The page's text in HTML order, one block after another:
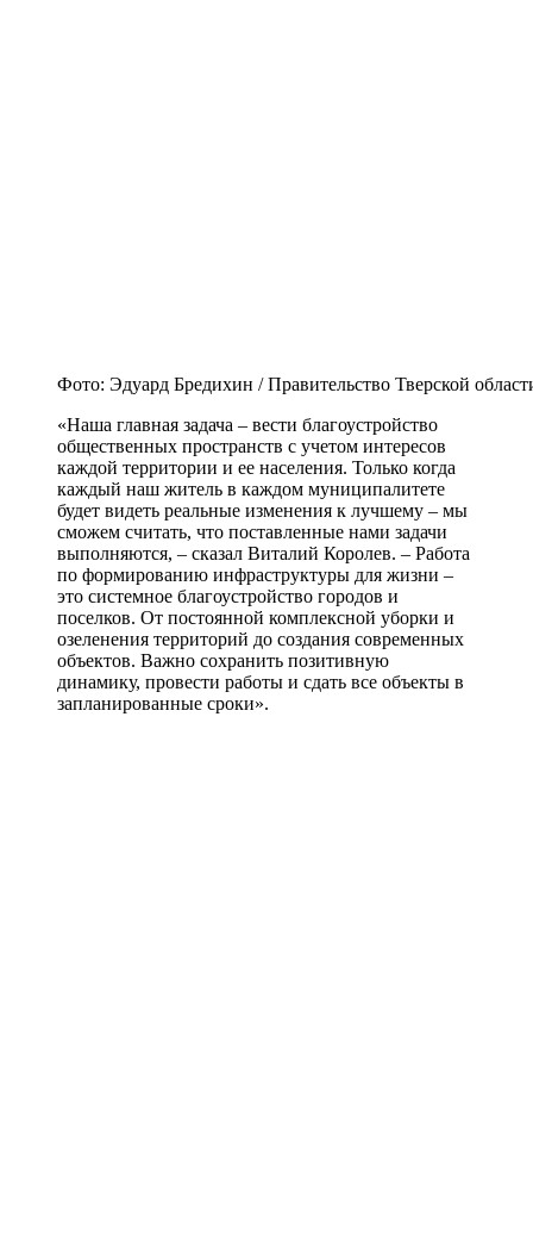
Фото: Эдуард Бредихин / Правительство Тверской
«Наша главная задача – вести благоустройство
общественных пространств с учетом интересов
каждой территории и ее населения. Только когда
каждый наш житель в каждом муниципалитете
будет видеть реальные изменения к лучшему – мы
сможем считать, что поставленные нами задачи
выполняются, – сказал Виталий Королев. – Работа
по формированию инфраструктуры для жизни –
это системное благоустройство городов и
поселков. От постоянной комплексной уборки и
озеленения территорий до создания современных
объектов. Важно сохранить позитивную
динамику, провести работы и сдать все объекты в
запланированные сроки».